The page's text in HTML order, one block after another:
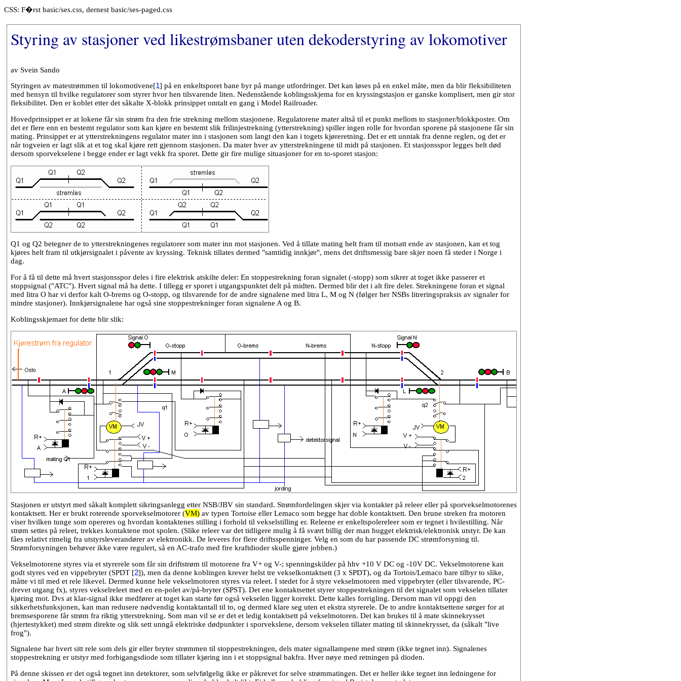
CSS: F�rst basic/ses.css, dernest basic/ses-paged.css
Styring av stasjoner ved likestrømsbaner uten dekoderstyring av lokomotiver
av Svein Sando
Styringen av matestrømmen til lokomotivene[1] på en enkeltsporet bane byr på mange utfordringer. Det kan løses på en enkel måte, men da blir fleksibiliteten
med hensyn til hvilke regulatorer som styrer hvor hen tilsvarende liten. Nedenstående koblingsskjema for en kryssingstasjon er ganske komplisert, men gir stor
fleksibilitet. Den er koblet etter det såkalte X-blokk prinsippet omtalt en gang i Model Railroader.
Hovedprinsippet er at lokene får sin strøm fra den frie strekning mellom stasjonene. Regulatorene mater altså til et punkt mellom to stasjoner/blokkposter. Om
det er flere enn en bestemt regulator som kan kjøre en bestemt slik frilinjestrekning (ytterstrekning) spiller ingen rolle for hvordan sporene på stasjonene får sin
mating. Prinsippet er at ytterstrekningens regulator mater inn i stasjonen som langt den kan i togets kjøreretning. Det er ett unntak fra denne reglen, og det er
når togveien er lagt slik at et tog skal kjøre rett gjennom stasjonen. Da mater hver av ytterstrekningene til midt på stasjonen. Et stasjonsspor legges helt død
dersom sporvekselene i begge ender er lagt vekk fra sporet. Dette gir fire mulige situasjoner for en to-sporet stasjon:
Q1 og Q2 betegner de to ytterstrekningenes regulatorer som mater inn mot stasjonen. Ved å tillate mating helt fram til motsatt ende av stasjonen, kan et tog
kjøres helt fram til utkjørsignalet i påvente av kryssing. Teknisk tillates dermed "samtidig innkjør", mens det driftsmessig bare skjer noen få steder i Norge i
dag.
For å få til dette må hvert stasjonsspor deles i fire elektrisk atskilte deler: En stoppestrekning foran signalet (-stopp) som sikrer at toget ikke passerer et
stoppsignal ("ATC"). Hvert signal må ha dette. I tillegg er sporet i utgangspunktet delt på midten. Dermed blir det i alt fire deler. Strekningene foran et signal
med litra O har vi derfor kalt O-brems og O-stopp, og tilsvarende for de andre signalene med litra L, M og N (følger her NSBs litreringspraksis av signaler for
mindre stasjoner). Innkjørsignalene har også sine stoppestrekninger foran signalene A og B.
Koblingsskjemaet for dette blir slik:
Stasjonen er utstyrt med såkalt komplett sikringsanlegg etter NSB/JBV sin standard. Strømfordelingen skjer via kontakter på releer eller på sporvekselmotorenes
kontaktsett. Her er brukt roterende sporvekselmotorer (VM)av typen Tortoise eller Lemaco som begge har doble kontaktsett. Den brune streken fra motoren
viser hvilken tunge som opereres og hvordan kontaktenes stilling i forhold til vekselstilling er. Releene er enkeltspolereleer som er tegnet i hvilestilling. Når
strøm settes på releet, trekkes kontaktene mot spolen. (Slike releer var det tidligere mulig å få svært billig der man hugget elektrisk/elektronisk utstyr. De kan
fåes relativt rimelig fra utstyrsleverandører av elektronikk. De leveres for flere driftsspenninger. Velg en som du har passende DC strømforsyning til.
Strømforsyningen behøver ikke være regulert, så en AC-trafo med fire kraftdioder skulle gjøre jobben.)
Vekselmotorene styres via et styrerele som får sin driftstrøm til motorene fra V+ og V-; spenningskilder på hhv +10 V DC og -10V DC. Vekselmotorene kan
godt styres ved en vippebryter (SPDT [2]), men da denne koblingen krever helst tre vekselkontaktsett (3 x SPDT), og da Tortois/Lemaco bare tilbyr to slike,
måtte vi til med et rele likevel. Dermed kunne hele vekselmotoren styres via releet. I stedet for å styre vekselmotoren med vippebryter (eller tilsvarende, PC-
drevet utgang fx), styres vekselreleet med en en-polet av/på-bryter (SPST). Det ene kontaktsettet styrer stoppestrekningen til det signalet som vekselen tillater
kjøring mot. Dvs at klar-signal ikke medfører at toget kan starte før også vekselen ligger korrekt. Dette kalles forrigling. Dersom man vil oppgi den
sikkerhetsfunksjonen, kan man redusere nødvendig kontaktantall til to, og dermed klare seg uten et ekstra styrerele. De to andre kontaktsettene sørger for at
bremsesporene får strøm fra riktig ytterstrekning. Som man vil se er det et ledig kontaktsett på vekselmotoren. Det kan brukes til å mate skinnekrysset
(hjertestykket) med strøm direkte og slik sett unngå elektriske dødpunkter i sporvekslene, dersom vekselen tillater mating til skinnekrysset, da (såkalt "live
frog").
Signalene har hvert sitt rele som dels gir eller bryter strømmen til stoppestrekningen, dels mater signallampene med strøm (ikke tegnet inn). Signalenes
stoppestrekning er utstyr med forbigangsdiode som tillater kjøring inn i et stoppsignal bakfra. Hver nøye med retningen på dioden.
På denne skissen er det også tegnet inn detektorer, som selvfølgelig ikke er påkrevet for selve strømmatingen. Det er heller ikke tegnet inn ledningene for